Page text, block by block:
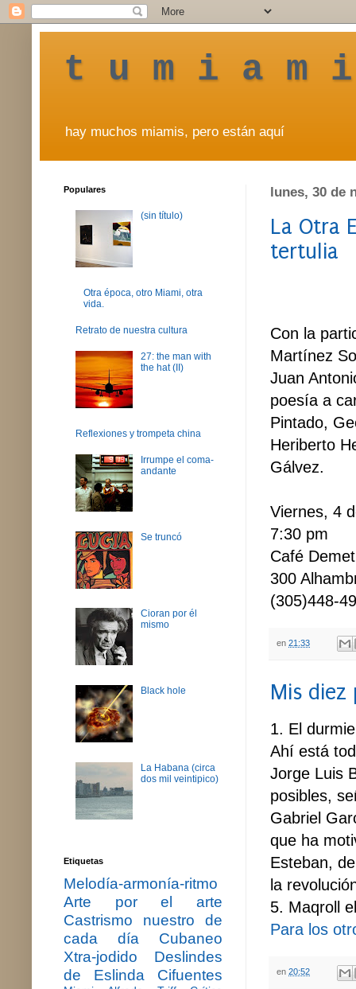
t u m i a m
hay muchos miamis, pero están aquí
lunes, 30 de
La Otra
tertulia
Con la
Martínez
Juan
poesía a
Pintado,
Heriberto
Gálvez.
Viernes, 4
7:30 pm
Café
300
(305)448-
en 21:33
Mis diez
1. El
Ahí está
Jorge Luis
posibles,
Gabriel
que ha
Esteban,
la
5. Maqroll
Para los
en 20:52
Populares
(sin título)
Otra época, otro Miami, otra
vida.
Retrato de nuestra cultura
27: the man with
the hat (II)
Reflexiones y trompeta china
Irrumpe el coma-
andante
Se truncó
Cioran por él
mismo
Black hole
La Habana (circa
dos mil veintipico)
Etiquetas
Melodía-armonía-ritmo
Arte por el arte
Castrismo nuestro de
cada día
Cubaneo
Xtra-jodido
Deslindes
de Eslinda Cifuentes